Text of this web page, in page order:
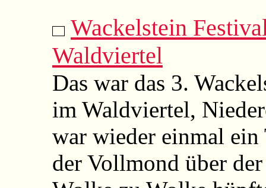
Wackelstein
Waldviertel
Das war das 3.
im Waldviertel,
war wieder einmal
der Vollmond über